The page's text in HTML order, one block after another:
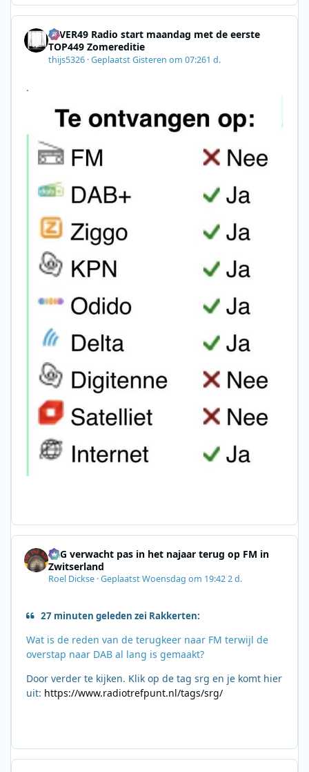
8F09201A140D&utm_source=SmartBrief
4EVER49 Radio start maandag met de eerste
TOP449 Zomereditie
thijs5326 ·GeplaatstGisteren om 07:261 d.
.
SRG verwacht pas in het najaar terug op FM in
Zwitserland
Roel Dickse ·GeplaatstWoensdag om 19:422 d.
27 minuten geleden zei Rakkerten:
Wat is de reden van de terugkeer naar FM terwijl de
overstap naar DAB al lang is gemaakt?
Door verder te kijken. Klik op de tag srg en je komt hier
uit: https://www.radiotrefpunt.nl/tags/srg/